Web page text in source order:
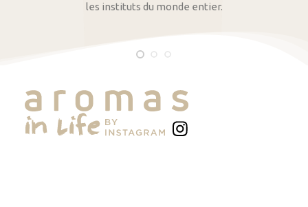
les instituts du monde entier.